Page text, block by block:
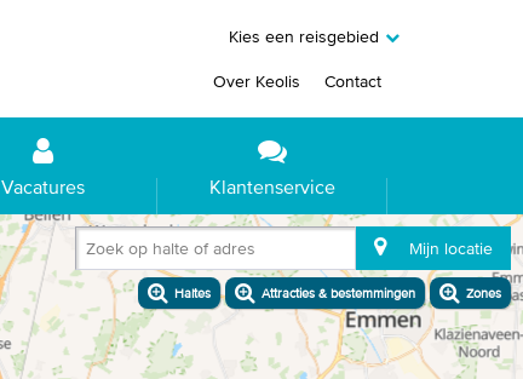
Kies een reisgebied
Over Keolis Contact
Vacatures Klantenservice
Zoek op halte of adres Mijn locatie
Haltes Attracties & bestemmingen Zones